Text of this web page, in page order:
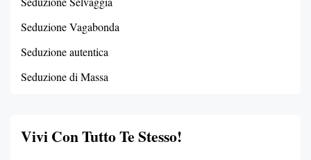
Seduzione Vagabonda
Seduzione autentica
Seduzione di Massa
Vivi Con Tutto Te Stesso!